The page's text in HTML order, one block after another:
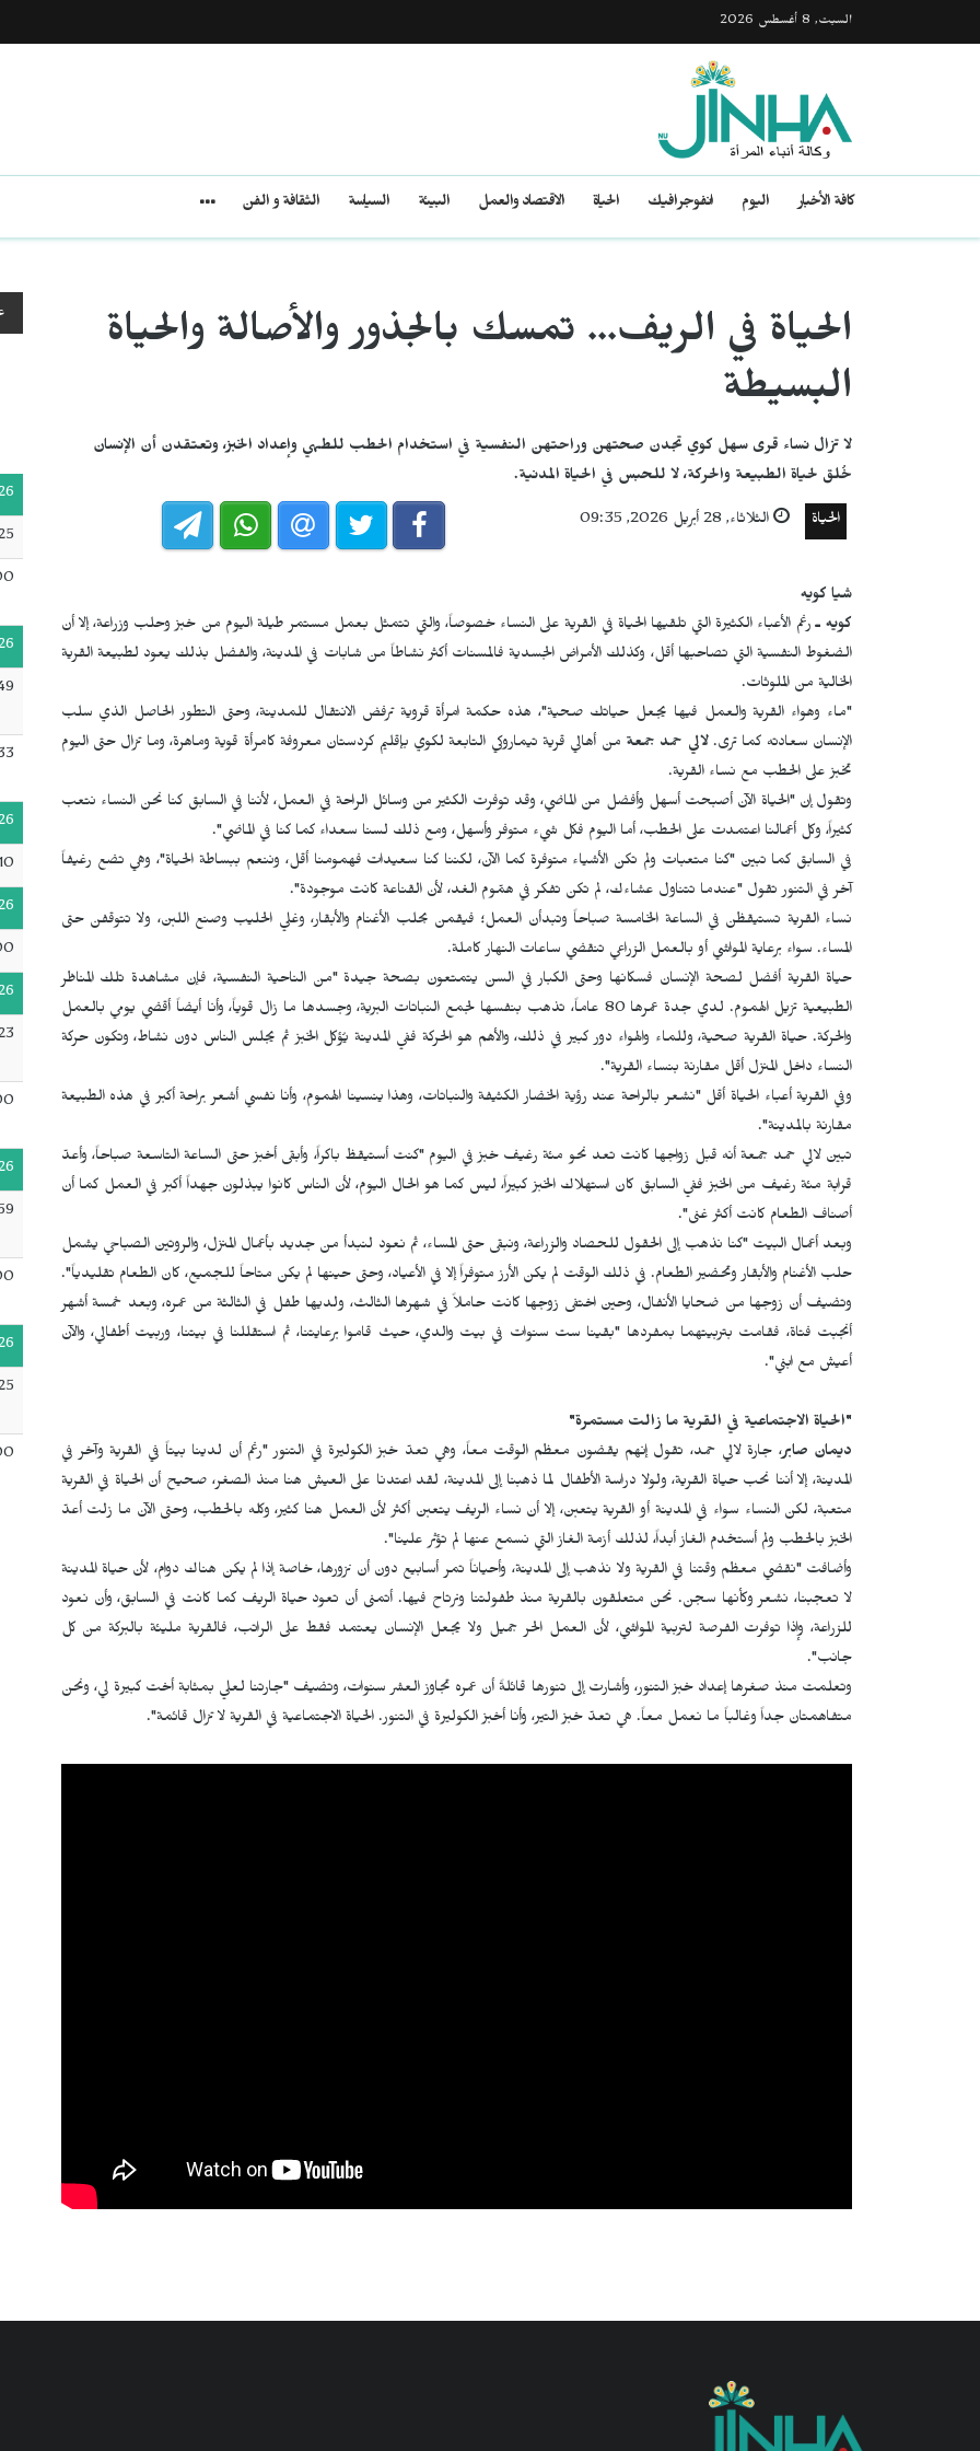
السبت, 8 أغسطس 2026
كافة الأخبار اليوم انفوجرافيك الحياة الاقتصاد والعمل البيئة السياسة الثقافة و الفن
الحياة في الريف... تمسك بالجذور والأصالة والحياة
البسيطة
لا تزال نساء قرى سهل كوي تجدن صحتهن وراحتهن النفسية في استخدام الحطب للطهي وإعداد الخبز، وتعتقدن أن الإنسان
خُلق لحياة الطبيعة والحركة، لا للحبس في الحياة المدنية.
الحياة الثلاثاء, 28 أبريل 2026, 09:35
شيا كويه
كويه ـ رغم الأعباء الكثيرة التي تلقيها الحياة في القرية على النساء خصوصاً، والتي تتمثل بعمل مستمر طيلة اليوم من خبز وحلب وزراعة، إلا أن
الضغوط النفسية التي تصاحبها أقل، وكذلك الأمراض الجسدية فالمسنات أكثر نشاطاً من شابات في المدينة، والفضل بذلك يعود لطبيعة القرية
الخالية من الملوثات.
"ماء وهواء القرية والعمل فيها يجعل حياتك صحية"، هذه حكمة امرأة قروية ترفض الانتقال للمدينة، وحتى التطور الحاصل الذي سلب
الإنسان سعادته كما ترى. لالي حمد جمعة من أهالي قرية تيماروكي التابعة لكوي بإقليم كردستان معروفة كامرأة قوية وماهرة، وما تزال حتى اليوم
تخبز على الحطب مع نساء القرية.
وتقول إن "الحياة الآن أصبحت أسهل وأفضل من الماضي، وقد توفرت الكثير من وسائل الراحة في العمل، لأننا في السابق كنا نحن النساء نتعب
كثيراً، وكل أعمالنا اعتمدت على الحطب، أما اليوم فكل شيء متوفر وأسهل، ومع ذلك لسنا سعداء كما كنا في الماضي".
في السابق كما تبين "كنا متعبات ولم تكن الأشياء متوفرة كما الآن، لكننا كنا سعيدات فهمومنا أقل، وننعم ببساطة الحياة"، وهي تضع رغيفاً
آخر في التنور تقول "عندما تتناول عشاءك، لم تكن تفكر في همّوم الغد، لأن القناعة كانت موجودة".
نساء القرية تستيقظن في الساعة الخامسة صباحاً وتبدأن العمل؛ فيقمن بحلب الأغنام والأبقار، وغلي الحليب وصنع اللبن، ولا تتوقفن حتى
المساء. سواء برعاية المواشي أو بالعمل الزراعي تنقضي ساعات النهار كاملة.
حياة القرية أفضل لصحة الإنسان فسكانها وحتى الكبار في السن يتمتعون بصحة جيدة "من الناحية النفسية، فإن مشاهدة تلك المناظر
الطبيعية تزيل الهموم. لدي جدة عمرها 80 عاماً، تذهب بنفسها لجمع النباتات البرية، وجسدها ما زال قوياً، وأنا أيضاً أقضي يومي بالعمل
والحركة. حياة القرية صحية، وللماء والهواء دور كبير في ذلك، والأهم هو الحركة ففي المدينة يُؤكل الخبز ثم يجلس الناس دون نشاط، وتكون حركة
النساء داخل المنزل أقل مقارنة بنساء القرية".
وفي القرية أعباء الحياة أقل "نشعر بالراحة عند رؤية الخضار الكثيفة والنباتات، وهذا ينسينا الهموم، وأنا نفسي أشعر براحة أكبر في هذه الطبيعة
مقارنة بالمدينة".
تبين لالي حمد جمعة أنه قبل زواجها كانت تعد نحو مئة رغيف خبز في اليوم "كنت أستيقظ باكراً، وأبقى أخبز حتى الساعة التاسعة صباحاً، وأعدّ
قرابة مئة رغيف من الخبز ففي السابق كان استهلاك الخبز كبيراً، ليس كما هو الحال اليوم، لأن الناس كانوا يبذلون جهداً أكبر في العمل كما أن
أصناف الطعام كانت أكثر غنى".
وبعد أعمال البيت "كنا نذهب إلى الحقول للحصاد والزراعة، ونبقى حتى المساء، ثم نعود لنبدأ من جديد بأعمال المنزل، والروتين الصباحي يشمل
حلب الأغنام والأبقار وتحضير الطعام. في ذلك الوقت لم يكن الأرز متوفراً إلا في الأعياد، وحتى حينها لم يكن متاحاً للجميع، كان الطعام تقليدياً".
وتضيف أن زوجها من ضحايا الأنفال، وحين اختفى زوجها كانت حاملاً في شهرها الثالث، ولديها طفل في الثالثة من عمره، وبعد خمسة أشهر
أنجبت فتاة، فقامت بتربيتهما بمفردها "بقينا ست سنوات في بيت والدي، حيث قاموا برعايتنا، ثم استقللنا في بيتنا، وربيت أطفالي، والآن
أعيش مع ابني".
"الحياة الاجتماعية في القرية ما زالت مستمرة"
ديمان صابر، جارة لالي حمد، تقول إنهم يقضون معظم الوقت معاً، وهي تعدّ خبز الكوليرة في التنور "رغم أن لدينا بيتاً في القرية وآخر في
المدينة، إلا أننا نحب حياة القرية، ولولا دراسة الأطفال لما ذهبنا إلى المدينة، لقد اعتدنا على العيش هنا منذ الصغر، صحيح أن الحياة في القرية
متعبة، لكن النساء سواء في المدينة أو القرية يتعبن، إلا أن نساء الريف يتعبن أكثر لأن العمل هنا كثير، وكله بالحطب، وحتى الآن ما زلت أعدّ
الخبز بالحطب ولم أستخدم الغاز أبداً، لذلك أزمة الغاز التي نسمع عنها لم تؤثر علينا".
وأضافت "نقضي معظم وقتنا في القرية ولا نذهب إلى المدينة، وأحياناً تمر أسابيع دون أن نزورها، خاصة إذا لم يكن هناك دوام، لأن حياة المدينة
لا تعجبنا، نشعر وكأنها سجن. نحن متعلقون بالقرية منذ طفولتنا ونرتاح فيها. أتمنى أن تعود حياة الريف كما كانت في السابق، وأن نعود
للزراعة، وإذا توفرت الفرصة لتربية المواشي، لأن العمل الحر جميل ولا يجعل الإنسان يعتمد فقط على الراتب، فالقرية مليئة بالبركة من كل
جانب".
وتعلمت منذ صغرها إعداد خبز التنور، وأشارت إلى تنورها قائلةً أن عمره تجاوز العشر سنوات، وتضيف "جارتنا لعلي بمثابة أخت كبيرة لي، ونحن
متفاهمتان جداً وغالباً ما نعمل معاً. هي تعدّ خبز التير، وأنا أخبز الكوليرة في التنور. الحياة الاجتماعية في القرية لا تزال قائمة".